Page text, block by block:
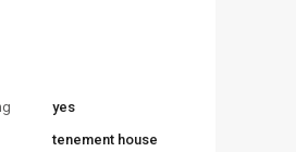
yes
tenement house